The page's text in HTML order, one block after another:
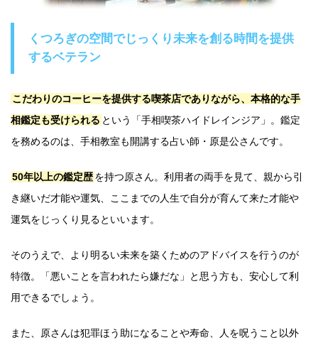
くつろぎの空間でじっくり未来を創る時間を提供
するベテラン
こだわりのコーヒーを提供する喫茶店でありながら、本格的な手
相鑑定も受けられる という「手相喫茶ハイドレインジア」。鑑定
を務めるのは、手相教室も開講する占い師・原是公さんです。
50年以上の鑑定歴を持つ原さん。利用者の両手を見て、親から引
き継いだ才能や運気、ここまでの人生で自分が育んて来た才能や
運気をじっくり見るといいます。
そのうえで、より明るい未来を築くためのアドバイスを行うのが
特徴。「悪いことを言われたら嫌だな」と思う方も、安心して利
用できるでしょう。
また、原さんは犯罪ほう助になることや寿命、人を呪うこと以外